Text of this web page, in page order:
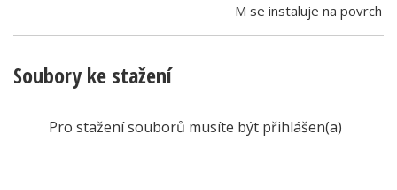
M se instaluje na povrch
Soubory ke stažení
Pro stažení souborů musíte být přihlášen(a)